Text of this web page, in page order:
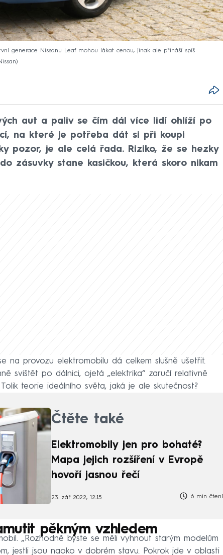
generace Nissanu Leaf mohou lákat cenou, jinak ale přináší spíš
aut a paliv se čím dál více lidí ohlíží po
na které je potřeba dát si při koupi
pozor, je ale celá řada. Riziko, že se hezky
zásuvky stane kasičkou, která skoro nikam
na provozu elektromobilu dá celkem slušně ušetřit.
svištět po dálnici, ojetá „elektrika“ zaručí relativně
teorie ideálního světa, jaká je ale skutečnost?
Čtěte také
Elektromobily jen pro bohaté?
Mapa jejich rozšíření v Evropě
hovoří jasnou řečí
23. zář 2022, 12:15 6 min čtení
pěkným vzhledem
„Rozhodně byste se měli vyhnout starým modelům
jestli jsou naoko v dobrém stavu. Pokrok jde v oblasti